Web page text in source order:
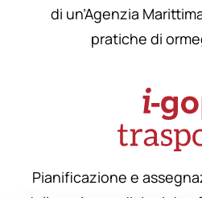
di un’Agenzia
pratiche di
Pianificazione e